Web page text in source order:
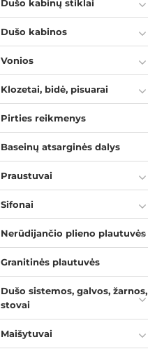
Dušo kabinų stiklai
Dušo kabinos
Vonios
Klozetai, bidė, pisuarai
Pirties reikmenys
Baseinų atsarginės dalys
Praustuvai
Sifonai
Nerūdijančio plieno plautuvės
Granitinės plautuvės
Dušo sistemos, galvos, žarnos,
stovai
Maišytuvai